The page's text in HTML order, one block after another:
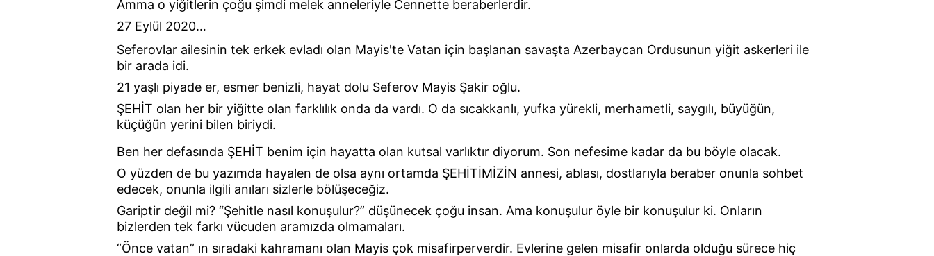
Amma o yiğitlerin çoğu şimdi melek anneleriyle Cennette beraberlerdir.
27 Eylül 2020…
Seferovlar ailesinin tek erkek evladı olan Mayis'te Vatan için başlanan savaşta Azerbaycan Ordusunun yiğit askerleri ile
bir arada idi.
21 yaşlı piyade er, esmer benizli, hayat dolu Seferov Mayis Şakir oğlu.
ŞEHİT olan her bir yiğitte olan farklılık onda da vardı. O da sıcakkanlı, yufka yürekli, merhametli, saygılı, büyüğün,
küçüğün yerini bilen biriydi.
Ben her defasında ŞEHİT benim için hayatta olan kutsal varlıktır diyorum. Son nefesime kadar da bu böyle olacak.
O yüzden de bu yazımda hayalen de olsa aynı ortamda ŞEHİTİMİZİN annesi, ablası, dostlarıyla beraber onunla sohbet
edecek, onunla ilgili anıları sizlerle bölüşeceğiz.
Gariptir değil mi? “Şehitle nasıl konuşulur?” düşünecek çoğu insan. Ama konuşulur öyle bir konuşulur ki. Onların
bizlerden tek farkı vücuden aramızda olmamaları.
“Önce vatan” ın sıradaki kahramanı olan Mayis çok misafirperverdir. Evlerine gelen misafir onlarda olduğu sürece hiç